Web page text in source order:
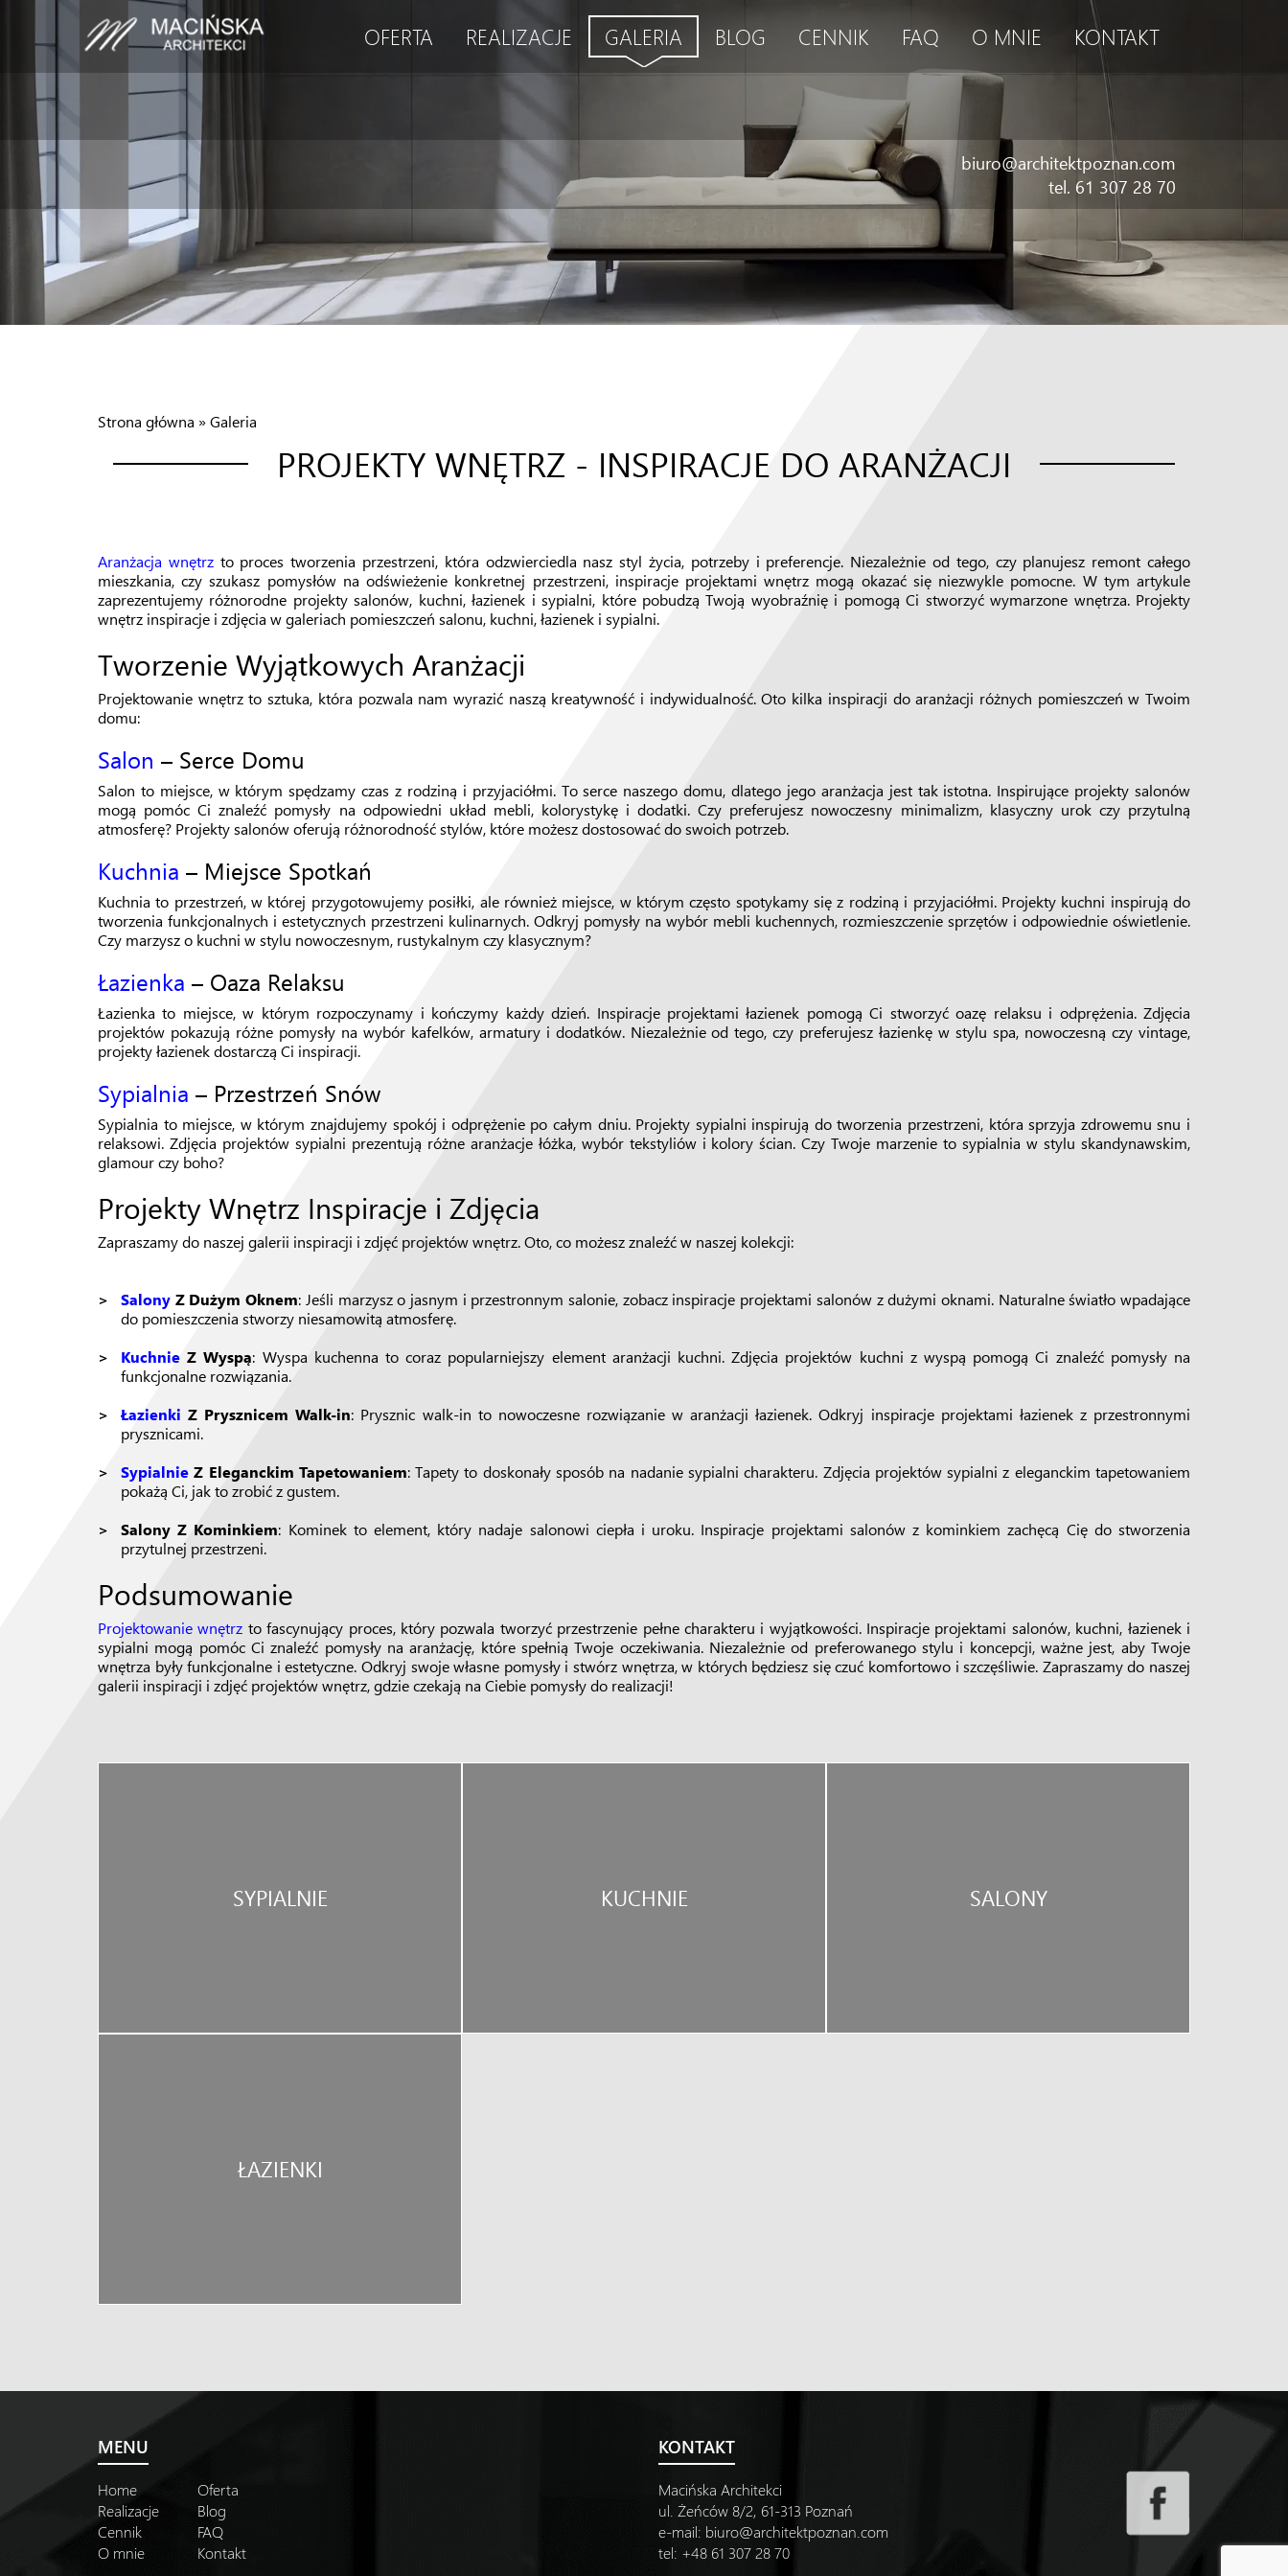
OFERTA REALIZACJE GALERIA BLOG CENNIK FAQ O MNIE KONTAKT
biuro@architektpoznan.com
tel. 61 307 28 70
Strona główna »Galeria
PROJEKTY WNĘTRZ - INSPIRACJE DO ARANŻACJI
Aranżacja wnętrzto proces tworzenia przestrzeni, która odzwierciedla nasz styl życia, potrzeby i preferencje. Niezależnie od tego, czy planujesz remont całego
mieszkania, czy szukasz pomysłów na odświeżenie konkretnej przestrzeni, inspiracje projektami wnętrz mogą okazać się niezwykle pomocne. W tym artykule
zaprezentujemy różnorodne projekty salonów, kuchni, łazienek i sypialni, które pobudzą Twoją wyobraźnię i pomogą Ci stworzyć wymarzone wnętrza. Projekty
wnętrz inspiracje i zdjęcia w galeriach pomieszczeń salonu, kuchni, łazienek i sypialni.
Tworzenie Wyjątkowych Aranżacji
Projektowanie wnętrz to sztuka, która pozwala nam wyrazić naszą kreatywność i indywidualność. Oto kilka inspiracji do aranżacji różnych pomieszczeń w Twoim
domu:
Salon – Serce Domu
Salon to miejsce, w którym spędzamy czas z rodziną i przyjaciółmi. To serce naszego domu, dlatego jego aranżacja jest tak istotna. Inspirujące projekty salonów
mogą pomóc Ci znaleźć pomysły na odpowiedni układ mebli, kolorystykę i dodatki. Czy preferujesz nowoczesny minimalizm, klasyczny urok czy przytulną
atmosferę? Projekty salonów oferują różnorodność stylów, które możesz dostosować do swoich potrzeb.
Kuchnia – Miejsce Spotkań
Kuchnia to przestrzeń, w której przygotowujemy posiłki, ale również miejsce, w którym często spotykamy się z rodziną i przyjaciółmi. Projekty kuchni inspirują do
tworzenia funkcjonalnych i estetycznych przestrzeni kulinarnych. Odkryj pomysły na wybór mebli kuchennych, rozmieszczenie sprzętów i odpowiednie oświetlenie.
Czy marzysz o kuchni w stylu nowoczesnym, rustykalnym czy klasycznym?
Łazienka – Oaza Relaksu
Łazienka to miejsce, w którym rozpoczynamy i kończymy każdy dzień. Inspiracje projektami łazienek pomogą Ci stworzyć oazę relaksu i odprężenia. Zdjęcia
projektów pokazują różne pomysły na wybór kafelków, armatury i dodatków. Niezależnie od tego, czy preferujesz łazienkę w stylu spa, nowoczesną czy vintage,
projekty łazienek dostarczą Ci inspiracji.
Sypialnia – Przestrzeń Snów
Sypialnia to miejsce, w którym znajdujemy spokój i odprężenie po całym dniu. Projekty sypialni inspirują do tworzenia przestrzeni, która sprzyja zdrowemu snu i
relaksowi. Zdjęcia projektów sypialni prezentują różne aranżacje łóżka, wybór tekstyliów i kolory ścian. Czy Twoje marzenie to sypialnia w stylu skandynawskim,
glamour czy boho?
Projekty Wnętrz Inspiracje i Zdjęcia
Zapraszamy do naszej galerii inspiracji i zdjęć projektów wnętrz. Oto, co możesz znaleźć w naszej kolekcji:
Salony Z Dużym Oknem: Jeśli marzysz o jasnym i przestronnym salonie, zobacz inspiracje projektami salonów z dużymi oknami. Naturalne światło wpadające
do pomieszczenia stworzy niesamowitą atmosferę.
Kuchnie Z Wyspą: Wyspa kuchenna to coraz popularniejszy element aranżacji kuchni. Zdjęcia projektów kuchni z wyspą pomogą Ci znaleźć pomysły na
funkcjonalne rozwiązania.
ŁazienkiZ Prysznicem Walk-in: Prysznic walk-in to nowoczesne rozwiązanie w aranżacji łazienek. Odkryj inspiracje projektami łazienek z przestronnymi
prysznicami.
Sypialnie Z Eleganckim Tapetowaniem: Tapety to doskonały sposób na nadanie sypialni charakteru. Zdjęcia projektów sypialni z eleganckim tapetowaniem
pokażą Ci, jak to zrobić z gustem.
Salony Z Kominkiem: Kominek to element, który nadaje salonowi ciepła i uroku. Inspiracje projektami salonów z kominkiem zachęcą Cię do stworzenia
przytulnej przestrzeni.
Podsumowanie
Projektowanie wnętrz to fascynujący proces, który pozwala tworzyć przestrzenie pełne charakteru i wyjątkowości. Inspiracje projektami salonów, kuchni, łazienek i
sypialni mogą pomóc Ci znaleźć pomysły na aranżację, które spełnią Twoje oczekiwania. Niezależnie od preferowanego stylu i koncepcji, ważne jest, aby Twoje
wnętrza były funkcjonalne i estetyczne. Odkryj swoje własne pomysły i stwórz wnętrza, w których będziesz się czuć komfortowo i szczęśliwie. Zapraszamy do naszej
galerii inspiracji i zdjęć projektów wnętrz, gdzie czekają na Ciebie pomysły do realizacji!
SYPIALNIE KUCHNIE SALONY
ŁAZIENKI
MENU
Home
Oferta
Realizacje
Blog
Cennik
FAQ
O mnie
Kontakt
KONTAKT
Macińska Architekci
ul. Żeńców 8/2, 61-313 Poznań
e-mail: biuro@architektpoznan.com
tel: +48 61 307 28 70